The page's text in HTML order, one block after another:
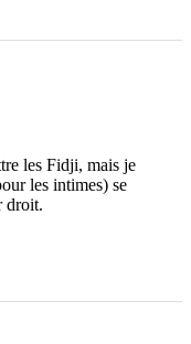
les Fidji, mais je
les intimes) se
droit.